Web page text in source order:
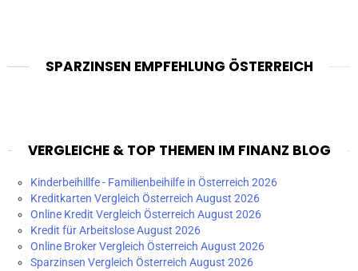
SPARZINSEN EMPFEHLUNG ÖSTERREICH
VERGLEICHE & TOP THEMEN IM FINANZ BLOG
Kinderbeihillfe - Familienbeihilfe in Österreich 2026
Kreditkarten Vergleich Österreich August 2026
Online Kredit Vergleich Österreich August 2026
Kredit für Arbeitslose August 2026
Online Broker Vergleich Österreich August 2026
Sparzinsen Vergleich Österreich August 2026